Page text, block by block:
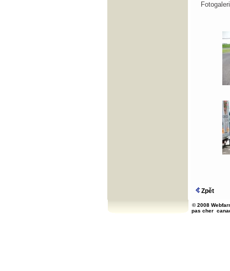
Zpět
© 2008
pas cher